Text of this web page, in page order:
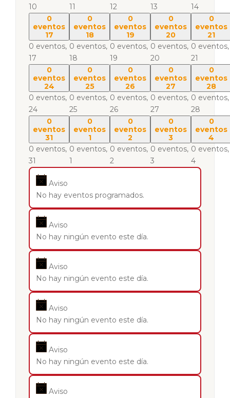
10
11
12
13
14
0
eventos
17
0 eventos,
17
0
eventos
18
0 eventos,
18
0
eventos
19
0 eventos,
19
0
eventos
20
0 eventos,
20
0
eventos
21
0 eventos,
21
0
eventos
24
0 eventos,
24
0
eventos
25
0 eventos,
25
0
eventos
26
0 eventos,
26
0
eventos
27
0 eventos,
27
0
eventos
28
0 eventos,
28
0
eventos
31
0 eventos,
31
0
eventos
1
0 eventos,
1
0
eventos
2
0 eventos,
2
0
eventos
3
0 eventos,
3
0
eventos
4
0 eventos,
4
Aviso
No hay eventos programados.
Aviso
No hay ningún evento este día.
Aviso
No hay ningún evento este día.
Aviso
No hay ningún evento este día.
Aviso
No hay ningún evento este día.
Aviso